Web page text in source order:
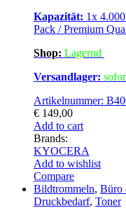
Kapazität: 1x
Pack / Premium
Shop: Lagernd
Versandlager:
Artikelnummer:
€ 149,00
Add to cart
Brands:
KYOCERA
Add to wishlist
Compare
Bildtrommeln, Büro
Druckbedarf, Toner